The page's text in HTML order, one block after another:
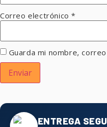
Correo electrónico*
Guarda mi nombre,
ENTREGA